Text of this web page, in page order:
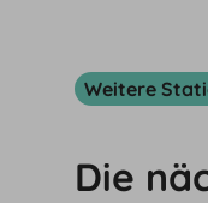
Weitere
Die